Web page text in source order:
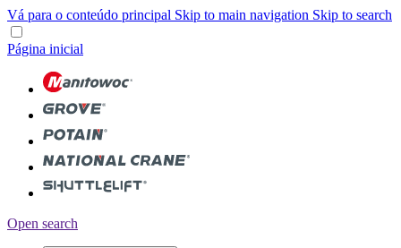
Vá para o conteúdo principal Skip to main navigation Skip to search
Página inicial
Open search